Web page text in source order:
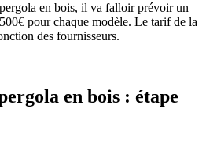
en bois, il va falloir prévoir un
pour chaque modèle. Le tarif de la
des fournisseurs.
en bois : étape